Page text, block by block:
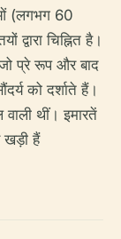
(लगभग 60
चिह्नित है।
प्रे रूप और बाद
को दर्शाते हैं।
थीं। इमारतें
खड़ी हैं